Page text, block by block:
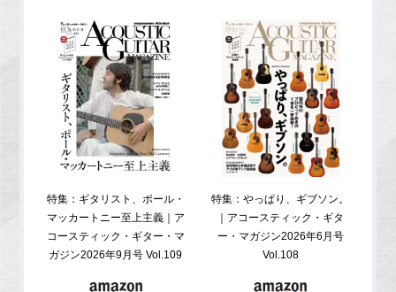
特集：ギタリスト、ポール・
マッカートニー至上主義｜ア
コースティック・ギター・マ
ガジン2026年9月号 Vol.109
特集：やっぱり、ギブソン。
｜アコースティック・ギタ
ー・マガジン2026年6月号
Vol.108